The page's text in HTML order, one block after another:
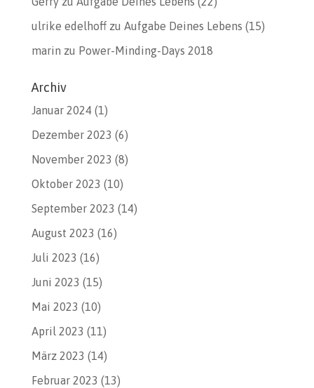
ulrike edelhoffzu Aufgabe Deines Lebens (15)
marin zu Power-Minding-Days 2018
Archiv
Januar 2024(1)
Dezember 2023 (6)
November 2023 (8)
Oktober 2023 (10)
September 2023 (14)
August 2023 (16)
Juli 2023 (16)
Juni 2023 (15)
Mai 2023 (10)
April 2023 (11)
März 2023 (14)
Februar 2023 (13)